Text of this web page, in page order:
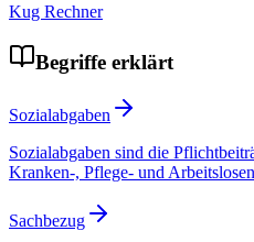
Kug Rechner
Begriffe erklärt
Sozialabgaben
Sozialabgaben sind die
Kranken-, Pflege- und
Sachbezug